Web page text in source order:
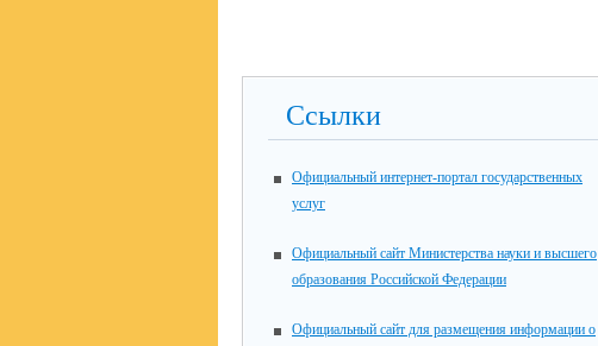
Ссылки
Официальный интернет-портал государственных
услуг
Официальный сайт Министерства науки и высшего
образования Российской Федерации
Официальный сайт для размещения информации о